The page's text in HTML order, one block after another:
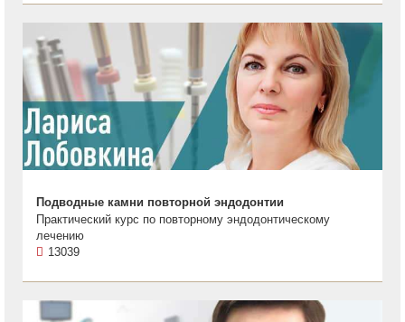
Подводные камни повторной эндодонтии
Практический курс по повторному эндодонтическому
лечению
13039